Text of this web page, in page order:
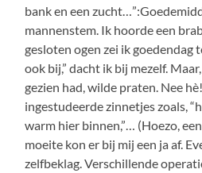
bank en een
mannenstem. Ik hoorde een
gesloten ogen zei ik goedendag
ook bij,” dacht ik bij mezelf.
gezien had, wilde praten. Nee
ingestudeerde zinnetjes zoals,
warm hier binnen,”… (Hoezo,
moeite kon er bij mij een ja af.
zelfbeklag. Verschillende